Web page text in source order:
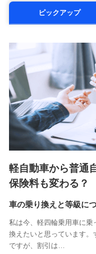
（https://www.msa-
メットライフ生命株
■少額短期保険
株式会社アシロ少額
SBIいきいき少額短
sedai.com/)
SBIペット少額短期保
ssi.co.jp/)
SBIリスタ少額短期保
(https://
スマートプラス少額
チューリッヒ少額短
(https://
(https://
(https://pshoken.co.jp/)
リトルファミリー少
(https://
ピックアップ
軽自動車から普通
保険料も変わる？
車の乗り換えと等級に
私は今、軽四輪乗用車に乗
換えたいと思っています
ですが、割引は…